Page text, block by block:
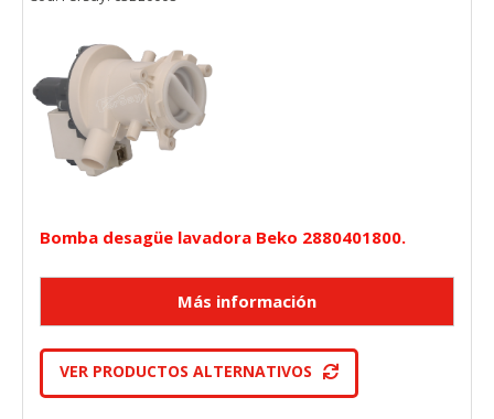
Bomba desagüe lavadora Beko 2880401800.
VER PRODUCTOS ALTERNATIVOS